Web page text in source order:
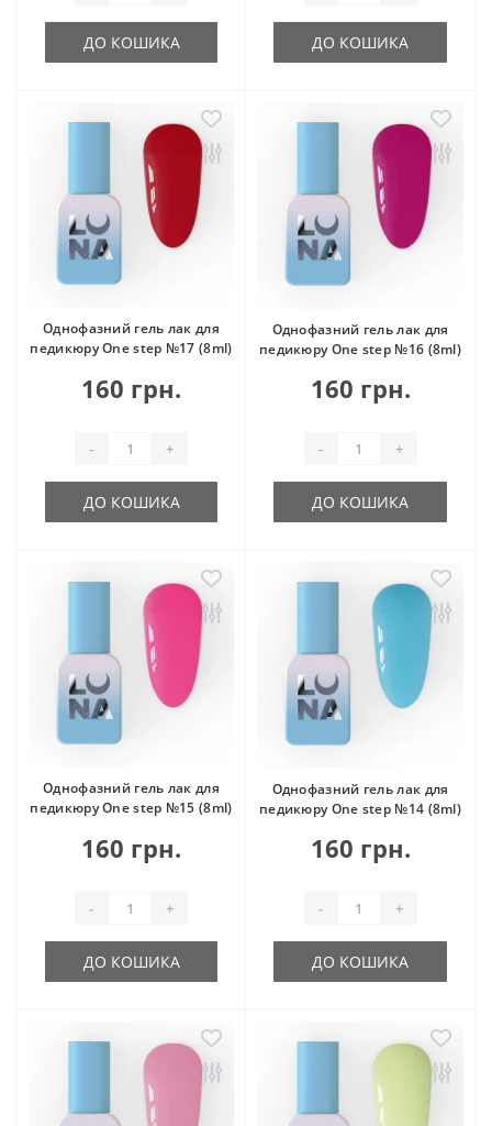
ДО КОШИКА ДО КОШИКА
Однофазний гель лак для
педикюру One step №17 (8ml)
160 грн.
- +
ДО КОШИКА
Однофазний гель лак для
педикюру One step №16 (8ml)
160 грн.
- +
ДО КОШИКА
Однофазний гель лак для
педикюру One step №15 (8ml)
160 грн.
- +
ДО КОШИКА
Однофазний гель лак для
педикюру One step №14 (8ml)
160 грн.
- +
ДО КОШИКА